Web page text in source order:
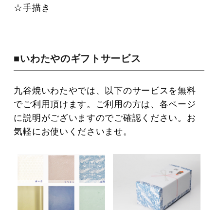
☆手描き
■いわたやのギフトサービス
九谷焼いわたやでは、以下のサービスを無料
でご利用頂けます。ご利用の方は、各ページ
に説明がございますのでご確認ください。お
気軽にお使いくださいませ。